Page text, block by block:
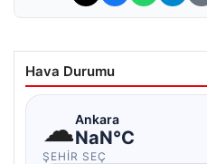
Hava Durumu
☁Ankara
NaN°C
ŞEHIR SEÇ